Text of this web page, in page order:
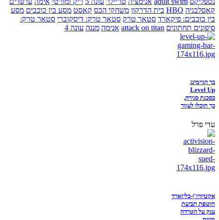
קאסלבניה HBO בית הדרקון משחקי הכס קאסט מסע בין כוכבים מסע
בין כוכבים: פיקארד סטאר טרק סטאר טרק: דיסקוברי סטאר טרק:
סיפונים תחתונים attack on titan אנימה מנגה עונה 4
בר הגיימינג
Level Up
בסכנת סגירה,
כך תוכלו לעזור
עדי פרל
אקטיוויז'ן-בליזארד
חוטפת תביעת
ענק על הטרדה